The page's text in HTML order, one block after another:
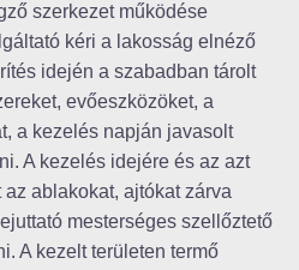
szerkezet működése
kéri a lakosság elnéző
idején a szabadban tárolt
evőeszközöket, a
a kezelés napján javasolt
A kezelés idejére és az azt
ablakokat, ajtókat zárva
mesterséges szellőztető
A kezelt területen termő